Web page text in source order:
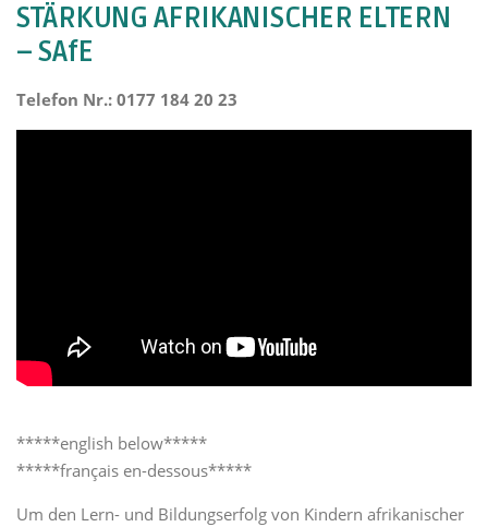
STÄRKUNG AFRIKANISCHER ELTERN
– SAfE
Telefon Nr.: 0177 184 20 23
*****english below*****
*****français en-dessous*****
Um den Lern- und Bildungserfolg von Kindern afrikanischer